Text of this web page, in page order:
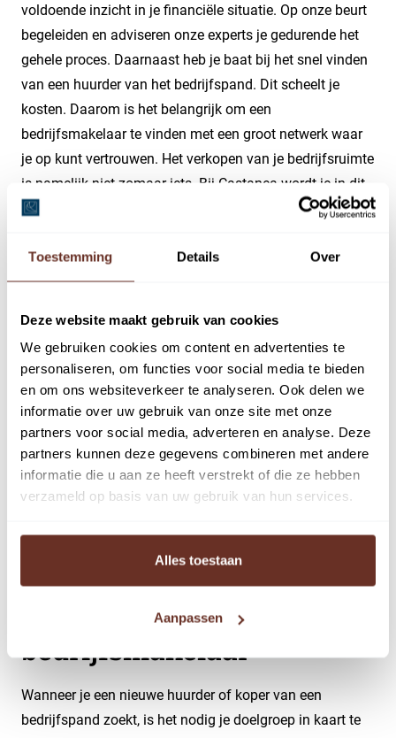
Toestemming Details Over
Deze website maakt gebruik van cookies
We gebruiken cookies om content en advertenties te
personaliseren, om functies voor social media te bieden
en om ons websiteverkeer te analyseren. Ook delen we
informatie over uw gebruik van onze site met onze
partners voor social media, adverteren en analyse. Deze
partners kunnen deze gegevens combineren met andere
informatie die u aan ze heeft verstrekt of die ze hebben
verzameld op basis van uw gebruik van hun services.
Alles toestaan
Aanpassen
voldoende inzicht in je financiële situatie. Op onze beurt
begeleiden en adviseren onze experts je gedurende het
gehele proces. Daarnaast heb je baat bij het snel vinden
van een huurder van het bedrijfspand. Dit scheelt je
kosten. Daarom is het belangrijk om een
bedrijfsmakelaar te vinden met een groot netwerk waar
je op kunt vertrouwen. Het verkopen van je bedrijfsruimte
is namelijk niet zomaar iets. Bij Castanea wordt je in dit
volledige proces ontzorgd en profiteer je van de vele
uiteindelijk zelf aan wie je het bedrijfspand wil verkopen.
Flexibele oplossing voor
bedrijven
Er zijn talloze redenen om een bedrijfspand of
kantoorruimte te verkopen. Zo kan men behoefte hebben
aan direct kapitaal. Door directe verkoop kun je dit
realiseren. Daarnaast willen bedrijven steedsflexibelere
en kleinere kantoorruimtesgebruiken. Je huidige ruimte
verkopen is een logische stap om dit te realiseren. Ten
slotte kan het altijd voorkomen dat je als bedrijf wil
verhuizen als bijvoorbeeld de bedrijfskosten stijgen.
Verkopen via een
bedrijfsmakelaar
Wanneer je een nieuwe huurder of koper van een
bedrijfspand zoekt, is het nodig je doelgroep in kaart te